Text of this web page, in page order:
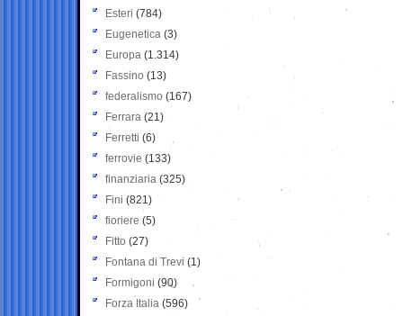
Esteri (784)
Eugenetica (3)
Europa (1.314)
Fassino (13)
federalismo (167)
Ferrara (21)
Ferretti (6)
ferrovie (133)
finanziaria (325)
Fini (821)
fioriere (5)
Fitto (27)
Fontana di Trevi (1)
Formigoni (90)
Forza Italia (596)